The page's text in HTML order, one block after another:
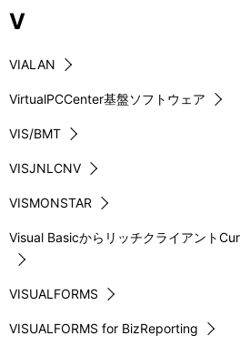
V
VIALAN
VirtualPCCenter基盤ソフトウェア
VIS/BMT
VISJNLCNV
VISMONSTAR
Visual Basicからリッチクライアント
VISUALFORMS
VISUALFORMS for BizReporting